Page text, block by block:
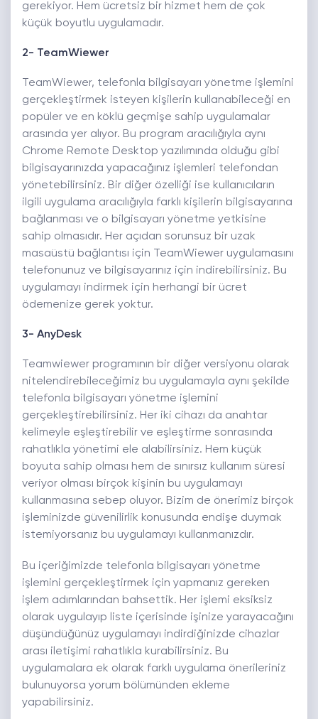
gerekiyor. Hem ücretsiz bir hizmet hem de çok
küçük boyutlu uygulamadır.
2- TeamWiewer
TeamWiewer, telefonla bilgisayarı yönetme işlemini
gerçekleştirmek isteyen kişilerin kullanabileceği en
popüler ve en köklü geçmişe sahip uygulamalar
arasında yer alıyor. Bu program aracılığıyla aynı
Chrome Remote Desktop yazılımında olduğu gibi
bilgisayarınızda yapacağınız işlemleri telefondan
yönetebilirsiniz. Bir diğer özelliği ise kullanıcıların
ilgili uygulama aracılığıyla farklı kişilerin bilgisayarına
bağlanması ve o bilgisayarı yönetme yetkisine
sahip olmasıdır. Her açıdan sorunsuz bir uzak
masaüstü bağlantısı için TeamWiewer uygulamasını
telefonunuz ve bilgisayarınız için indirebilirsiniz. Bu
uygulamayı indirmek için herhangi bir ücret
ödemenize gerek yoktur.
3- AnyDesk
Teamwiewer programının bir diğer versiyonu olarak
nitelendirebileceğimiz bu uygulamayla aynı şekilde
telefonla bilgisayarı yönetme işlemini
gerçekleştirebilirsiniz. Her iki cihazı da anahtar
kelimeyle eşleştirebilir ve eşleştirme sonrasında
rahatlıkla yönetimi ele alabilirsiniz. Hem küçük
boyuta sahip olması hem de sınırsız kullanım süresi
veriyor olması birçok kişinin bu uygulamayı
kullanmasına sebep oluyor. Bizim de önerimiz birçok
işleminizde güvenilirlik konusunda endişe duymak
istemiyorsanız bu uygulamayı kullanmanızdır.
Bu içeriğimizde telefonla bilgisayarı yönetme
işlemini gerçekleştirmek için yapmanız gereken
işlem adımlarından bahsettik. Her işlemi eksiksiz
olarak uygulayıp liste içerisinde işinize yarayacağını
düşündüğünüz uygulamayı indirdiğinizde cihazlar
arası iletişimi rahatlıkla kurabilirsiniz. Bu
uygulamalara ek olarak farklı uygulama önerileriniz
bulunuyorsa yorum bölümünden ekleme
yapabilirsiniz.